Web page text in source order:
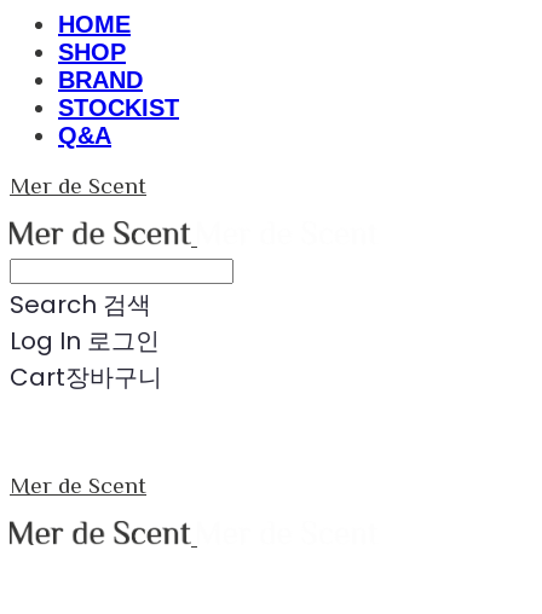
HOME
SHOP
BRAND
STOCKIST
Q&A
Mer de Scent
Search 검색
Log In 로그인
Cart장바구니
Mer de Scent